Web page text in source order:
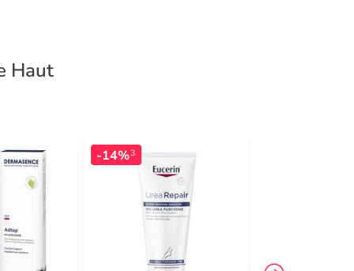
Haut
-14%3